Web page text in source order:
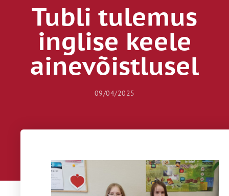
Tubli tulemus
inglise keele
ainevõistlusel
09/04/2025